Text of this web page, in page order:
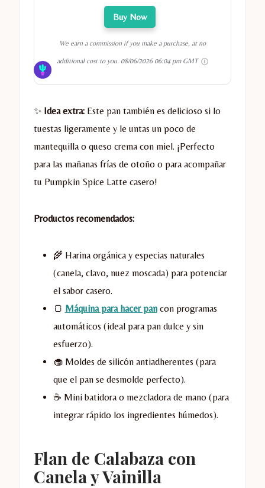
Buy Now
We earn a commission if you make a purchase, at no
additional cost to you. 08/06/2026 06:04 pm GMT
✨ Idea extra: Este pan también es delicioso si lo
tuestas ligeramente y le untas un poco de
mantequilla o queso crema con miel. ¡Perfecto
para las mañanas frías de otoño o para acompañar
tu Pumpkin Spice Latte casero!
Productos recomendados:
🌾 Harina orgánica y especias naturales
(canela, clavo, nuez moscada) para potenciar
el sabor casero.
🍞 Máquina para hacer pancon programas
automáticos (ideal para pan dulce y sin
esfuerzo).
🧁 Moldes de silicón antiadherentes (para
que el pan se desmolde perfecto).
☕ Mini batidora o mezcladora de mano (para
integrar rápido los ingredientes húmedos).
Flan de Calabaza con
Canela y Vainilla